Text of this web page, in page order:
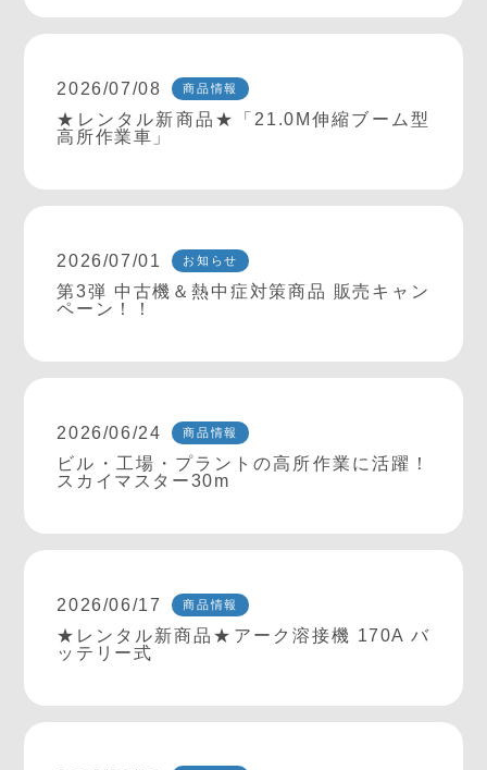
2026/07/08 商品情報
★レンタル新商品★「21.0M伸縮ブーム型
高所作業車」
2026/07/01 お知らせ
第3弾 中古機＆熱中症対策商品 販売キャン
ペーン！！
2026/06/24 商品情報
ビル・工場・プラントの高所作業に活躍！
スカイマスター30m
2026/06/17 商品情報
★レンタル新商品★アーク溶接機 170A バ
ッテリー式